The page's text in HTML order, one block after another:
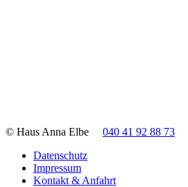
© Haus Anna Elbe 040 41 92 88 73
Datenschutz
Impressum
Kontakt & Anfahrt